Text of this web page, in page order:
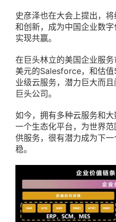
史彦泽也在大会上提出，
和创新，成为中国企业数字
实现共赢。
在巨头林立的美国企业服
美元的Salesforce，和估
业级云服务，潜力巨大而
巨头公司。
如今，拥有多种云服务和
一个生态化平台，为世界
供服务，很有潜力成为下
稳。